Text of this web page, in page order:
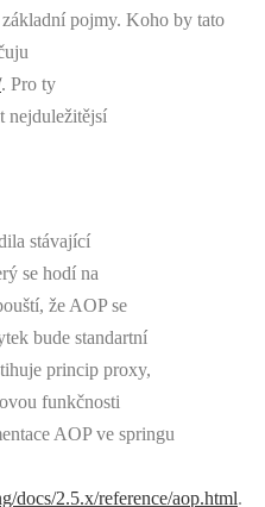
pojmy. Koho by tato
. Pro ty
nejduležitějsí
stávající
se hodí na
že AOP se
bude standartní
princip proxy,
funkčnosti
AOP ve springu
docs/2.5.x/reference/aop.html.